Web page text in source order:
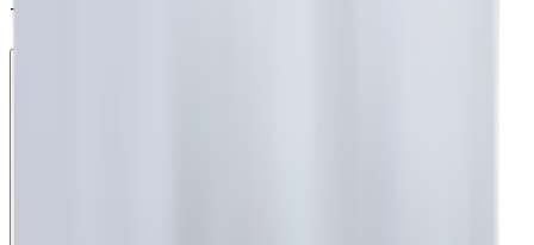
Toptan destek ekibimiz burada 👋